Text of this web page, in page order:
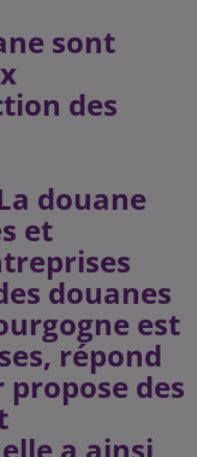
sont
des
douane
et
douanes
est
répond
des